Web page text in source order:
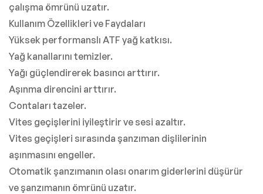
çalışma ömrünü uzatır.
Kullanım Özellikleri ve Faydaları
Yüksek performanslı ATF yağ katkısı.
Yağ kanallarını temizler.
Yağı güçlendirerek basıncı arttırır.
Aşınma direncini arttırır.
Contaları tazeler.
Vites geçişlerini iyileştirir ve sesi azaltır.
Vites geçişleri sırasında şanzıman dişlilerinin
aşınmasını engeller.
Otomatik şanzımanın olası onarım giderlerini düşürür
ve şanzımanın ömrünü uzatır.